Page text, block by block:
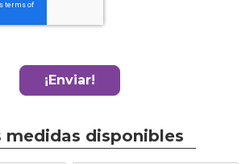
¡Enviar!
medidas disponibles